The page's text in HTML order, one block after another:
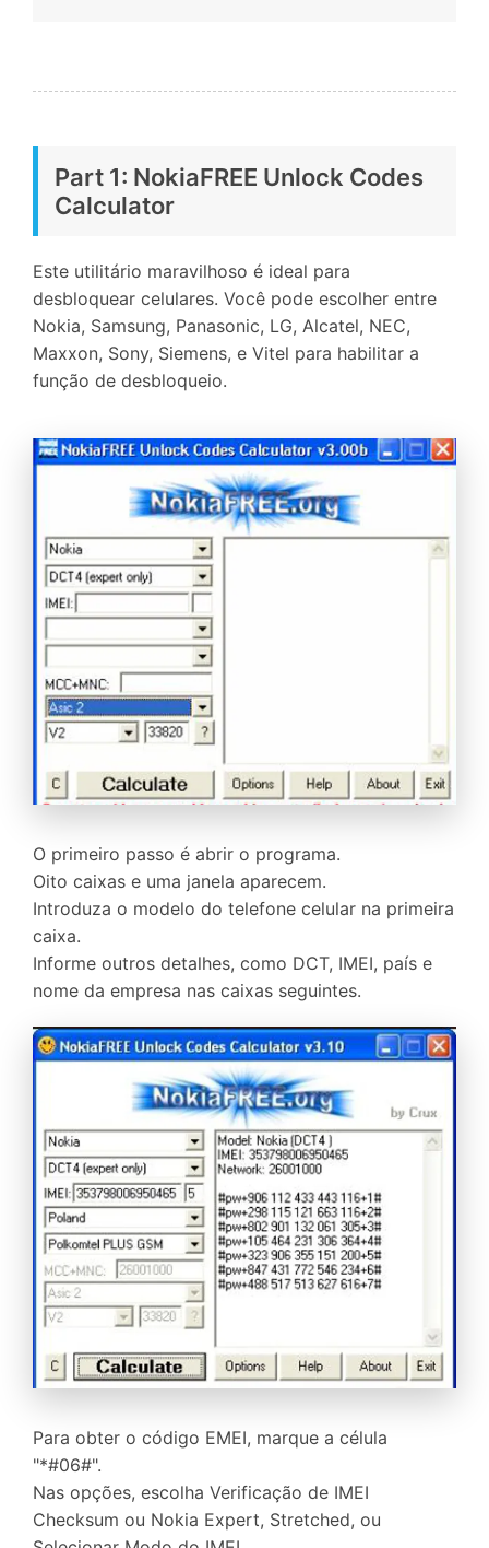
Part 1: NokiaFREE Unlock Codes
Calculator
Este utilitário maravilhoso é ideal para
desbloquear celulares. Você pode escolher entre
Nokia, Samsung, Panasonic, LG, Alcatel, NEC,
Maxxon, Sony, Siemens, e Vitel para habilitar a
função de desbloqueio.
O primeiro passo é abrir o programa.
Oito caixas e uma janela aparecem.
Introduza o modelo do telefone celular na primeira
caixa.
Informe outros detalhes, como DCT, IMEI, país e
nome da empresa nas caixas seguintes.
Para obter o código EMEI, marque a célula
"*#06#".
Nas opções, escolha Verificação de IMEI
Checksum ou Nokia Expert, Stretched, ou